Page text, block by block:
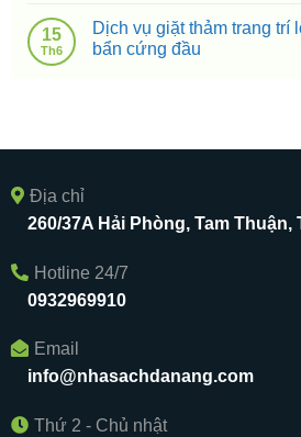
15
Th6
Dịch vụ giặt thảm trang trí
bẩn cứng đầu
Địa chỉ
260/37A Hải Phòng, Tam
Hotline 24/7
0932969910
Email
info@nhasachdanang.com
Thứ 2 - Chủ nhật